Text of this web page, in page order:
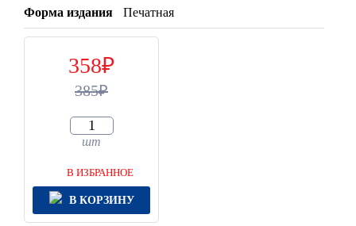
Форма издания Печатная
358
385
шт
В ИЗБРАННОЕ
В КОРЗИНУ